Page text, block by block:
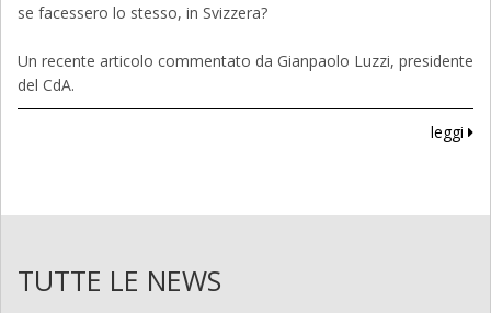
se facessero lo stesso, in Svizzera?
Un recente articolo commentato da Gianpaolo Luzzi, presidente
del CdA.
leggi
TUTTE LE NEWS